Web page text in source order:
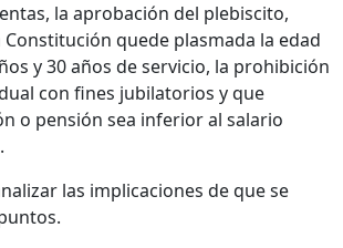
la aprobación del plebiscito,
quede plasmada la edad
y 30 años de servicio, la prohibición
con fines jubilatorios y que
o pensión sea inferior al salario
las implicaciones de que se